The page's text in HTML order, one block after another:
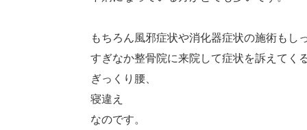
もちろん風邪症状や消化器症状の施術もし
すぎなか整骨院に来院して症状を訴えてく
ぎっくり腰、
寝違え
なのです。